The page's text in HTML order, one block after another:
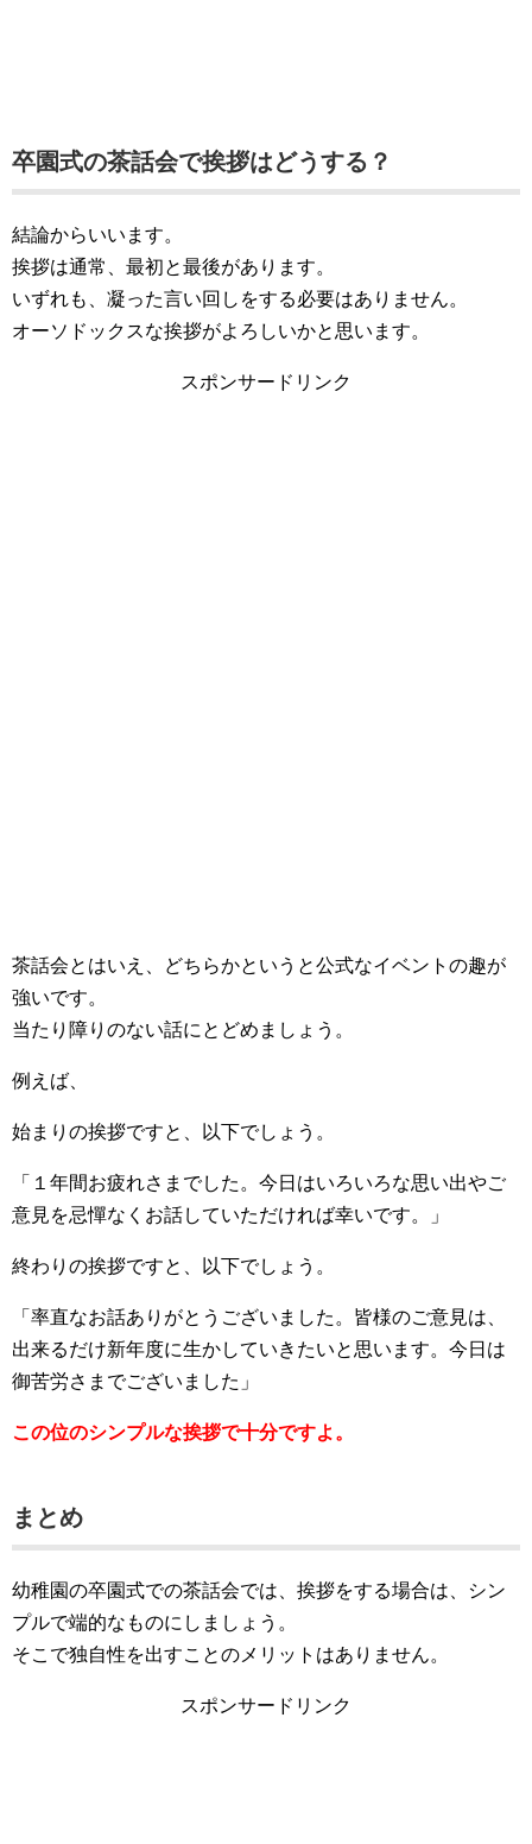
卒園式の茶話会で挨拶はどうする？
結論からいいます。
挨拶は通常、最初と最後があります。
いずれも、凝った言い回しをする必要はありません。
オーソドックスな挨拶がよろしいかと思います。
スポンサードリンク
茶話会とはいえ、どちらかというと公式なイベントの趣が
強いです。
当たり障りのない話にとどめましょう。
例えば、
始まりの挨拶ですと、以下でしょう。
「１年間お疲れさまでした。今日はいろいろな思い出やご
意見を忌憚なくお話していただければ幸いです。」
終わりの挨拶ですと、以下でしょう。
「率直なお話ありがとうございました。皆様のご意見は、
出来るだけ新年度に生かしていきたいと思います。今日は
御苦労さまでございました」
この位のシンプルな挨拶で十分ですよ。
まとめ
幼稚園の卒園式での茶話会では、挨拶をする場合は、シン
プルで端的なものにしましょう。
そこで独自性を出すことのメリットはありません。
スポンサードリンク